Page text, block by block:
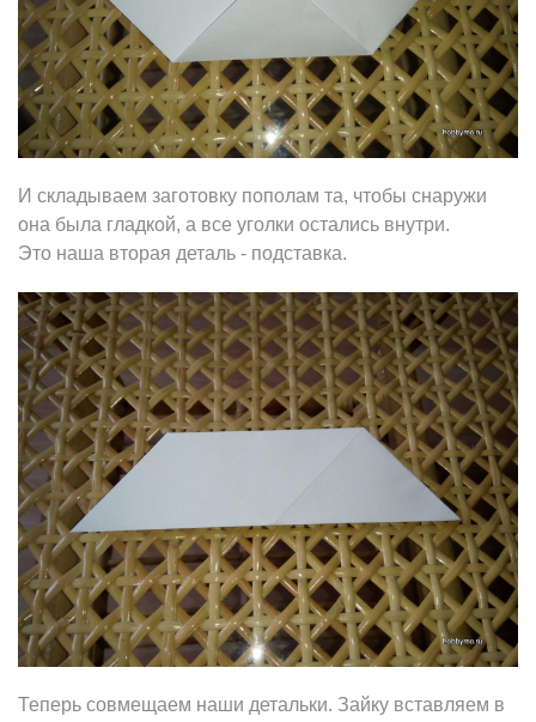
И складываем заготовку пополам та, чтобы снаружи
она была гладкой, а все уголки остались внутри.
Это наша вторая деталь - подставка.
Теперь совмещаем наши детальки. Зайку вставляем в